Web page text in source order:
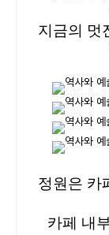
지금의 멋
정원은 카
카페 내